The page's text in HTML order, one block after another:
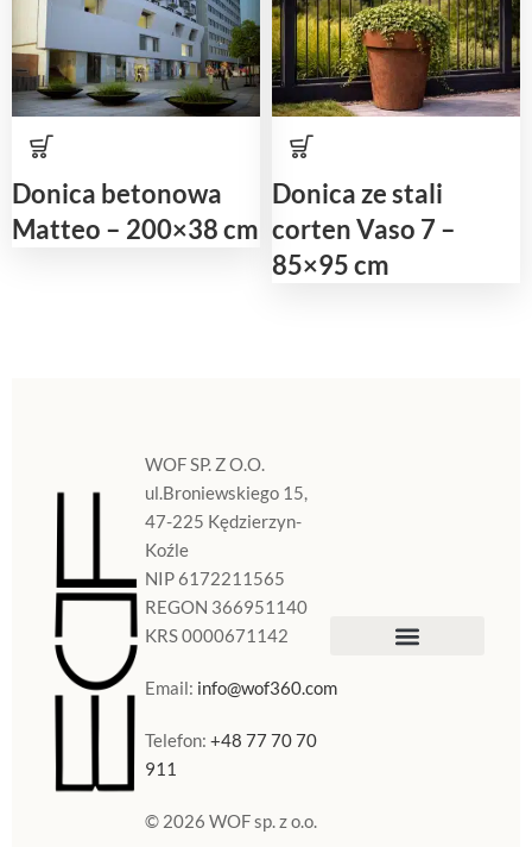
Donica betonowa
Matteo – 200×38 cm
Donica ze stali
corten Vaso 7 –
85×95 cm
WOF SP. Z O.O.
ul.Broniewskiego 15,
47-225 Kędzierzyn-
Koźle
NIP 6172211565
REGON 366951140
KRS 0000671142
Email: info@wof360.com
Telefon:+48 77 70 70
911
© 2026 WOF sp. z o.o.